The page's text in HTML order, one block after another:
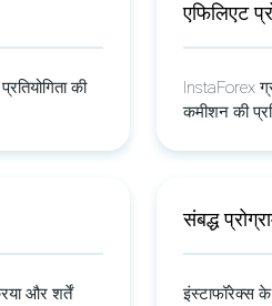
की
एफिलिएट
InstaForex
कमीशन की
और शर्तें
संबद्ध
इंस्टाफॉरेक्स